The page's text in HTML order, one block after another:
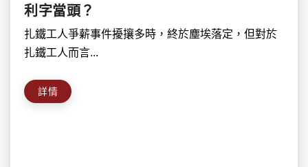
利字當頭？
扎鐵工人爭薪事件擾攘多時，終於塵埃落定，但對於
扎鐵工人而言...
詳情